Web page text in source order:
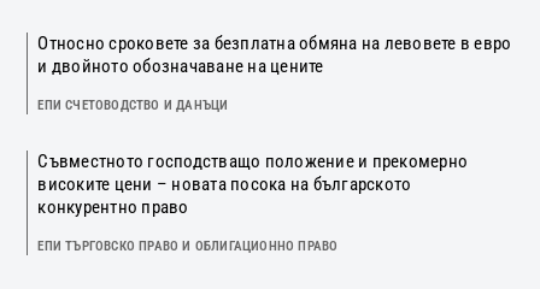
Относно сроковете за безплатна обмяна на левовете в евро
и двойното обозначаване на цените
ЕПИ СЧЕТОВОДСТВО И ДАНЪЦИ
Съвместното господстващо положение и прекомерно
високите цени – новата посока на българското
конкурентно право
ЕПИ ТЪРГОВСКО ПРАВО И ОБЛИГАЦИОННО ПРАВО